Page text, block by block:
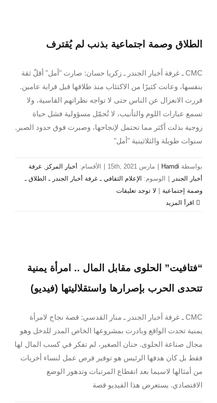
الطلاق وصمة اجتماعية بذنب لم يُقترف
CMC ـ غرفة أخبار الجندر ـ زكريا حسان: صارت "أمل" أقلّ ثقة
بنفسها، وعانت كثيرًا من الاكتئاب منذ طلاقها قبل قرابة عامين.
قررت الانعزال عن الناس حتى لا تواجه نظراتهم القاسية، ولا
تسمع عبارات اللوم والتأنيب، لا تُحمّل مسؤولية فشل حياة
زوجية بذلت أكثر مما تحتمل لإنجاحها، وصبرت فوق حدود الصبر.
سنوات طويلة والثلاثينية "أمل"
بواسطة Hamdi مارس 15th, 2021 الأقسام: أخبار المركز , غرفة
أخبار الجندر
الوسوم:
الإعلام الثقافي ـ غرفة أخبار الجندر ـ الطلاق ـ
وصمة إجتماعية
لا توجد تعليقات
“فتافيت” الحلوى مقابل المال .. امرأة يمنية
تتحدى الحرب بإصرارها واستقلاليتها (فيديو)
CMC ـ غرفة أخبار الجندر ـ منار القدسي: قصة نجاح لامرأة
يمنية تحدت الواقع وبادرت بمشروعها الخاص المدر للدخل وهو
مجال صناعة الحلوى. حنان الصغير، لم تفكر في كسب المال لها
فقط بل كان هدفها الرئيس هو توفير فرص عمل لنساء أخريات
من أمثالها لاسيما بعد انقطاع المرتبات وتدهور الوضع
الاقتصادي. يستعرض هذا الفيديو قصة